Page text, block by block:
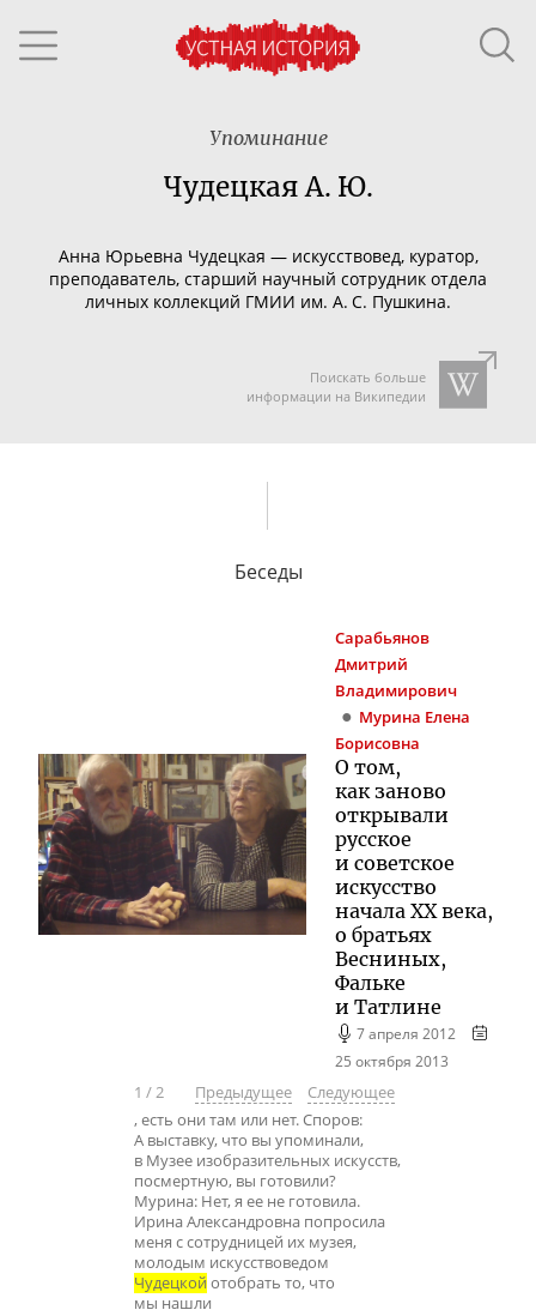
Упоминание
Чудецкая А. Ю.
Анна Юрьевна Чудецкая — искусствовед, куратор,
преподаватель, старший научный сотрудник отдела
личных коллекций ГМИИ им. А. С. Пушкина.
Поискать больше
информации на Википедии
Беседы
Сарабьянов
Дмитрий
Владимирович
Мурина Елена
Борисовна
О том,
как заново
открывали
русское
и советское
искусство
начала XX века,
о братьях
Весниных,
Фальке
и Татлине
7 апреля 2012
25 октября 2013
1 /2 Предыдущее
Следующее
, есть они там или нет. Споров:
А выставку, что вы упоминали,
в Музее изобразительных искусств,
посмертную, вы готовили?
Мурина: Нет, я ее не готовила.
Ирина Александровна попросила
меня с сотрудницей их музея,
молодым искусствоведом
Чудецкой отобрать то, что
мы нашли